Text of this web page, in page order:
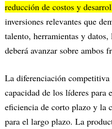
reducción de costos y
inversiones relevantes que
talento, herramientas y datos,
deberá avanzar sobre ambos
La diferenciación competitiva
capacidad de los líderes
eficiencia de corto plazo y la
para el largo plazo. La